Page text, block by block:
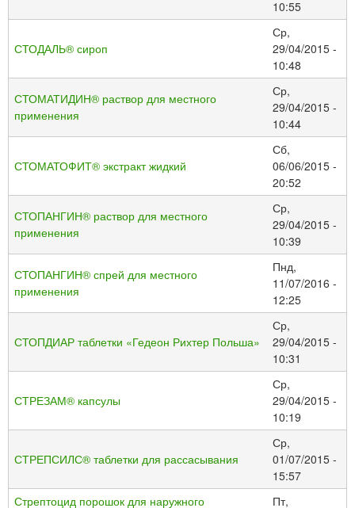
10:55
СТОДАЛЬ® сироп
Ср,
29/04/2015 -
10:48
СТОМАТИДИН® раствор для местного
применения
Ср,
29/04/2015 -
10:44
СТОМАТОФИТ® экстракт жидкий
Сб,
06/06/2015 -
20:52
СТОПАНГИН® раствор для местного
применения
Ср,
29/04/2015 -
10:39
СТОПАНГИН® спрей для местного
применения
Пнд,
11/07/2016 -
12:25
СТОПДИАР таблетки «Гедеон Рихтер Польша»
Ср,
29/04/2015 -
10:31
СТРЕЗАМ® капсулы
Ср,
29/04/2015 -
10:19
СТРЕПСИЛС® таблетки для рассасывания
Ср,
01/07/2015 -
15:57
Стрептоцид порошок для наружного
Пт,